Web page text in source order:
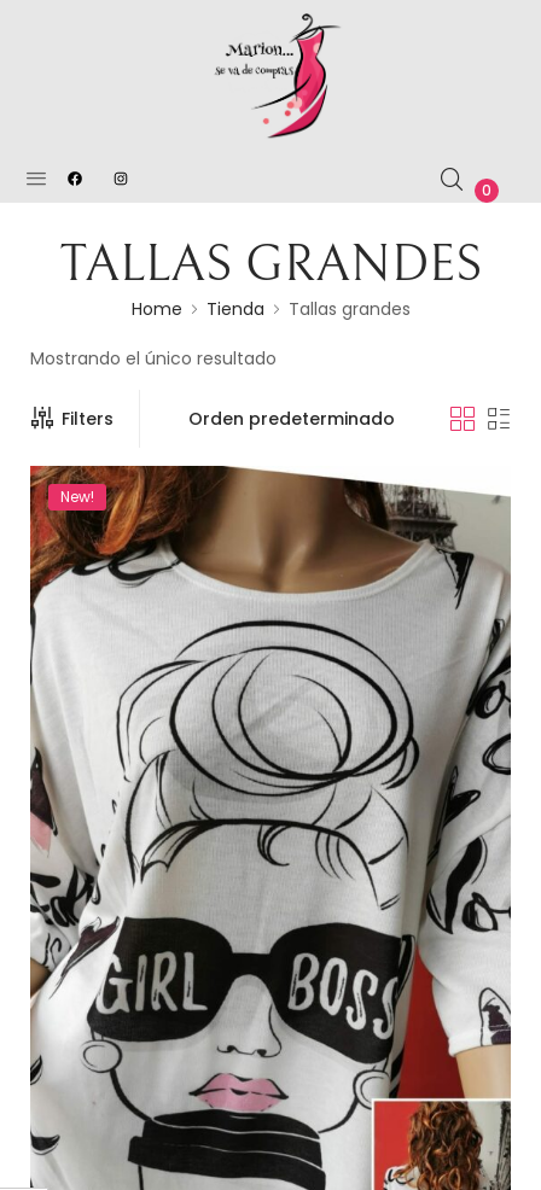
0
TALLAS GRANDES
Home Tienda Tallas grandes
Mostrando el único resultado
Filters
New!